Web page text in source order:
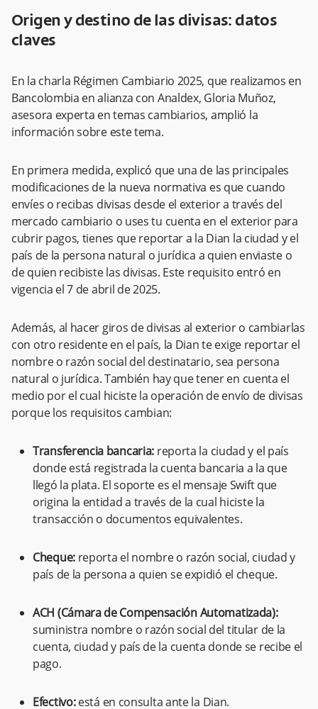
Origen y destino de las divisas: datos
claves
En la charla Régimen Cambiario 2025, que realizamos en
Bancolombia en alianza con Analdex, Gloria Muñoz,
asesora experta en temas cambiarios, amplió la
información sobre este tema.
En primera medida, explicó que una de las principales
modificaciones de la nueva normativa es que cuando
envíes o recibas divisas desde el exterior a través del
mercado cambiario o uses tu cuenta en el exterior para
cubrir pagos, tienes que reportar a la Dian la ciudad y el
país de la persona natural o jurídica a quien enviaste o
de quien recibiste las divisas. Este requisito entró en
vigencia el 7 de abril de 2025.
Además, al hacer giros de divisas al exterior o cambiarlas
con otro residente en el país, la Dian te exige reportar el
nombre o razón social del destinatario, sea persona
natural o jurídica. También hay que tener en cuenta el
medio por el cual hiciste la operación de envío de divisas
porque los requisitos cambian:
Transferencia bancaria: reporta la ciudad y el país
donde está registrada la cuenta bancaria a la que
llegó la plata. El soporte es el mensaje Swift que
origina la entidad a través de la cual hiciste la
transacción o documentos equivalentes.
Cheque: reporta el nombre o razón social, ciudad y
país de la persona a quien se expidió el cheque.
ACH (Cámara de Compensación Automatizada):
suministra nombre o razón social del titular de la
cuenta, ciudad y país de la cuenta donde se recibe el
pago.
Efectivo:está en consulta ante la Dian.